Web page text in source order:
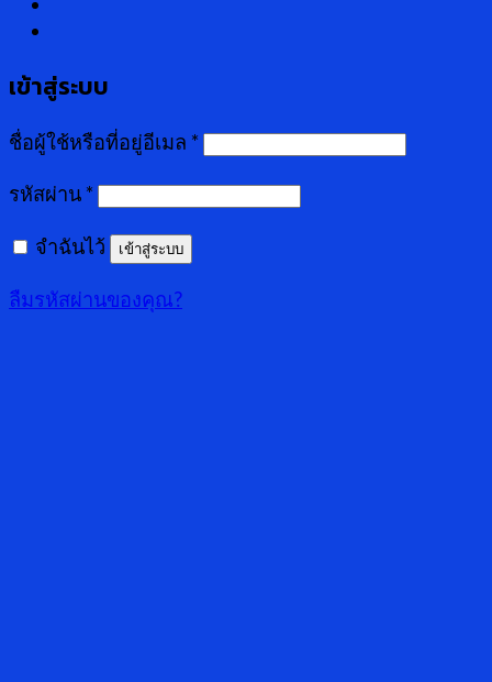
เข้าสู่ระบบ
ชื่อผู้ใช้หรือที่อยู่อีเมล *
รหัสผ่าน *
จำฉันไว้ เข้าสู่ระบบ
ลืมรหัสผ่านของคุณ?